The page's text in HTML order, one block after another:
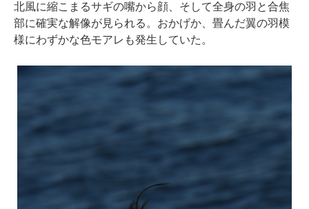
北風に縮こまるサギの嘴から顔、そして全身の羽と合焦
部に確実な解像が見られる。おかげか、畳んだ翼の羽模
様にわずかな色モアレも発生していた。